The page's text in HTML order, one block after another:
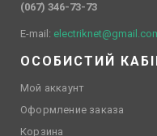
(067) 346-73-73
E-mail:
ОСОБИСТИЙ
Мой аккаунт
Оформление заказа
Корзина